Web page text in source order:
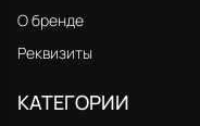
О бренде
Реквизиты
КАТЕГОРИИ